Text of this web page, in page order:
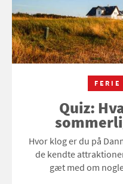
FERIE
Quiz:
Hvor klog er du på
de kendte
gæt med om